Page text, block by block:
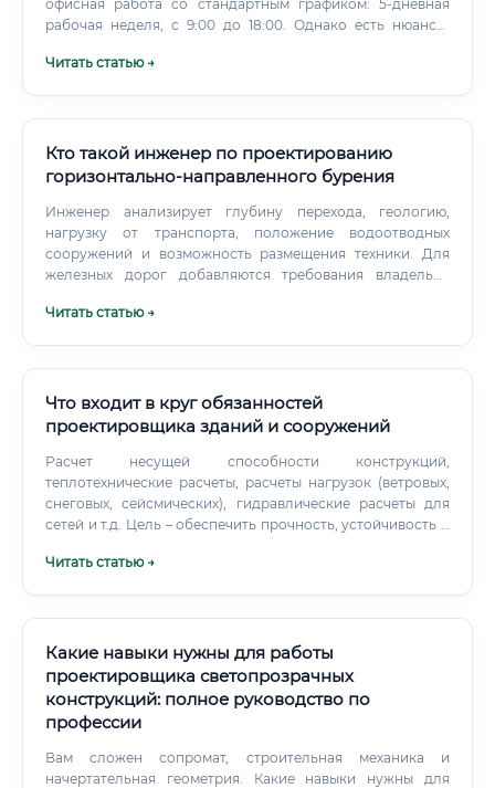
регионов ФКУ Росавтодор и его подведомственные
организации Частный сектор: Проектные институты и
инфраструктуре Генеральные подрядчики в дорожном
транспортных систем) Научно-исследовательские
организации: НИИ транспорта Кафедры транспортного
заработной платы 💰 Уровень оплаты труда варьируется в
зависимости от региона, опыта и типа работодателя.
офисная работа со стандартным графиком: 5-дневная
рабочая неделя, с 9:00 до 18:00. Однако есть нюансы:
или заказчику возможны переработки и работа в
Читать статью →
Кто такой инженер по проектированию
горизонтально-направленного бурения
Инженер анализирует глубину перехода, геологию,
нагрузку от транспорта, положение водоотводных
сооружений и возможность размещения техники. Для
железных дорог добавляются требования владельца
усиленный контроль производства работ.
Читать статью →
Что входит в круг обязанностей
проектировщика зданий и сооружений
Расчет несущей способности конструкций,
теплотехнические расчеты, расчеты нагрузок (ветровых,
снеговых, сейсмических), гидравлические расчеты для
сетей и т.д. Цель – обеспечить прочность, устойчивость и
чертежей (рабочих чертежей), по которым строители
Читать статью →
Какие навыки нужны для работы
проектировщика светопрозрачных
конструкций: полное руководство по
профессии
Вам сложен сопромат, строительная механика и
начертательная геометрия. Какие навыки нужны для